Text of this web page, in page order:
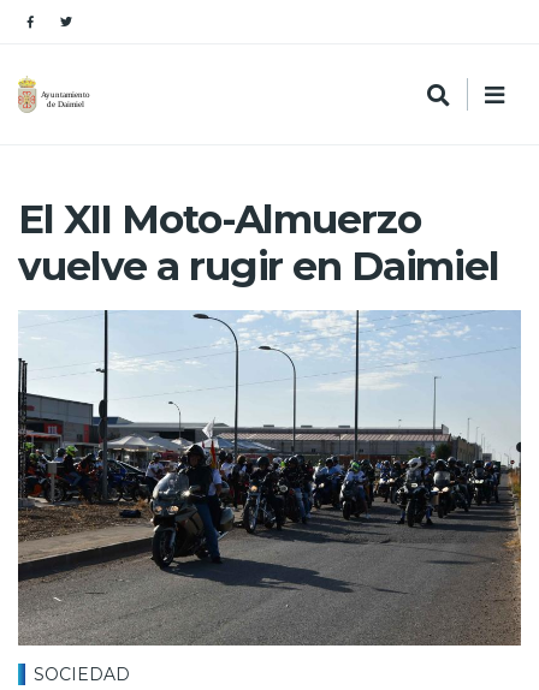
El XII Moto-Almuerzo
vuelve a rugir en Daimiel
SOCIEDAD